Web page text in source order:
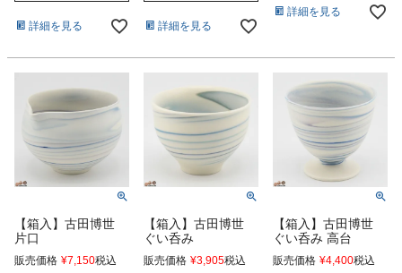
詳細を見る 詳細を見る
詳細を見る
【箱入】古田博世
片口
販売価格 ¥7,150税込
【箱入】古田博世
ぐい呑み
販売価格 ¥3,905税込
【箱入】古田博世
ぐい呑み 高台
販売価格 ¥4,400税込